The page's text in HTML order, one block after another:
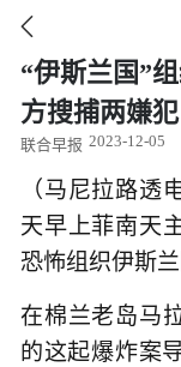

“伊斯兰国”
方搜捕两嫌犯
联合早报 2023-12-05
（马尼拉路透
天早上菲南天
恐怖组织伊斯
在棉兰老岛马
的这起爆炸案